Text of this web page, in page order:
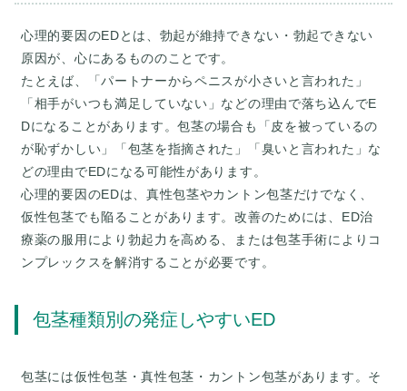
心理的要因のEDとは、勃起が維持できない・勃起できない
原因が、心にあるもののことです。
たとえば、「パートナーからペニスが小さいと言われた」
「相手がいつも満足していない」などの理由で落ち込んでE
Dになることがあります。包茎の場合も「皮を被っているの
が恥ずかしい」「包茎を指摘された」「臭いと言われた」な
どの理由でEDになる可能性があります。
心理的要因のEDは、真性包茎やカントン包茎だけでなく、
仮性包茎でも陥ることがあります。改善のためには、ED治
療薬の服用により勃起力を高める、または包茎手術によりコ
包茎種類別の発症しやすいED
包茎には仮性包茎・真性包茎・カントン包茎があります。そ